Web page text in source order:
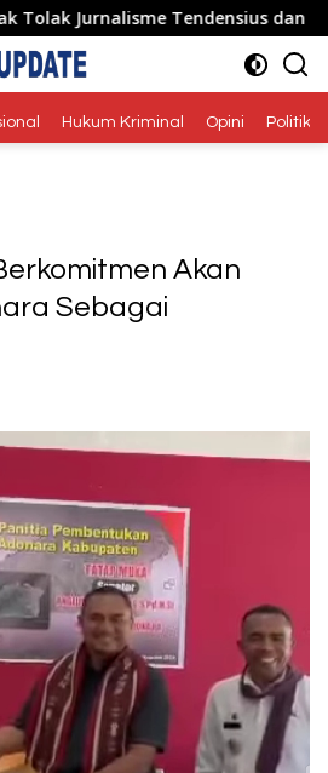
Tendensius dan
Hukum Kriminal Opini Politik
Akan
Sebagai